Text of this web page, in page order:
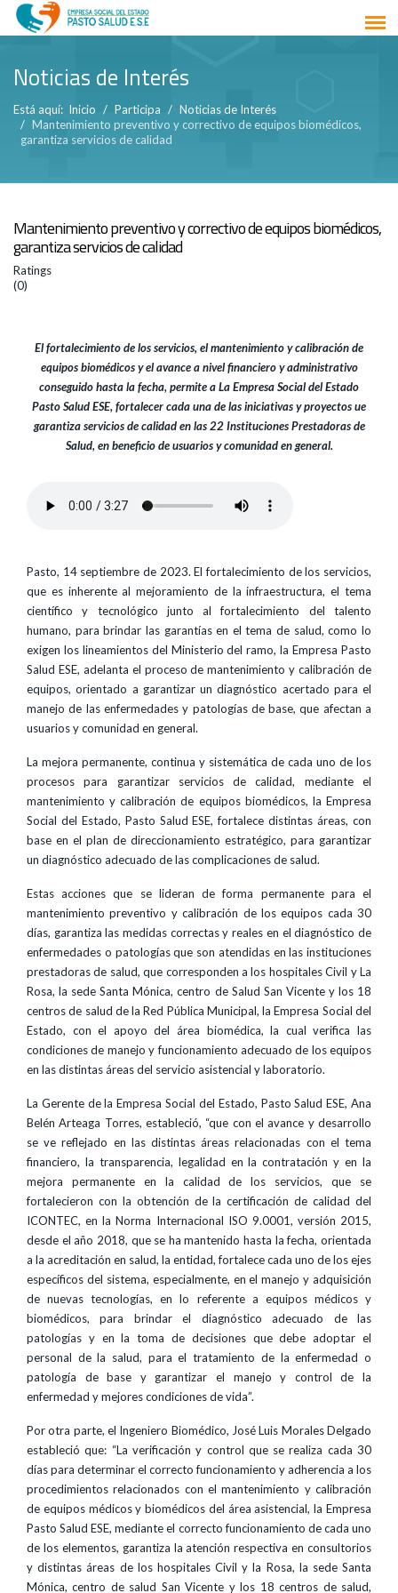
Noticias de Interés
Está aquí: Inicio Participa
Noticias de Interés
Mantenimiento preventivo y correctivo de equipos biomédicos,
garantiza servicios de calidad
Mantenimiento preventivo y correctivo de equipos biomédicos,
garantiza servicios de calidad
Ratings
(0)
El fortalecimiento de los servicios, el mantenimiento y calibración de
equipos biomédicos y el avance a nivel financiero y administrativo
conseguido hasta la fecha, permite a La Empresa Social del Estado
Pasto Salud ESE, fortalecer cada una de las iniciativas y proyectos ue
garantiza servicios de calidad en las 22 Instituciones Prestadoras de
Salud, en beneficio de usuarios y comunidad en general.
Pasto, 14 septiembre de 2023. El fortalecimiento de los servicios,
que es inherente al mejoramiento de la infraestructura, el tema
científico y tecnológico junto al fortalecimiento del talento
humano, para brindar las garantías en el tema de salud, como lo
exigen los lineamientos del Ministerio del ramo, la Empresa Pasto
Salud ESE, adelanta el proceso de mantenimiento y calibración de
equipos, orientado a garantizar un diagnóstico acertado para el
manejo de las enfermedades y patologías de base, que afectan a
usuarios y comunidad en general.
La mejora permanente, continua y sistemática de cada uno de los
procesos para garantizar servicios de calidad, mediante el
mantenimiento y calibración de equipos biomédicos, la Empresa
Social del Estado, Pasto Salud ESE, fortalece distintas áreas, con
base en el plan de direccionamiento estratégico, para garantizar
un diagnóstico adecuado de las complicaciones de salud.
Estas acciones que se lideran de forma permanente para el
mantenimiento preventivo y calibración de los equipos cada 30
días, garantiza las medidas correctas y reales en el diagnóstico de
enfermedades o patologías que son atendidas en las instituciones
prestadoras de salud, que corresponden a los hospitales Civil y La
Rosa, la sede Santa Mónica, centro de Salud San Vicente y los 18
centros de salud de la Red Pública Municipal, la Empresa Social del
Estado, con el apoyo del área biomédica, la cual verifica las
condiciones de manejo y funcionamiento adecuado de los equipos
en las distintas áreas del servicio asistencial y laboratorio.
La Gerente de la Empresa Social del Estado, Pasto Salud ESE, Ana
Belén Arteaga Torres, estableció, “que con el avance y desarrollo
se ve reflejado en las distintas áreas relacionadas con el tema
financiero, la transparencia, legalidad en la contratación y en la
mejora permanente en la calidad de los servicios, que se
fortalecieron con la obtención de la certificación de calidad del
ICONTEC, en la Norma Internacional ISO 9.0001, versión 2015,
desde el año 2018, que se ha mantenido hasta la fecha, orientada
a la acreditación en salud, la entidad, fortalece cada uno de los ejes
específicos del sistema, especialmente, en el manejo y adquisición
de nuevas tecnologías, en lo referente a equipos médicos y
biomédicos, para brindar el diagnóstico adecuado de las
patologías y en la toma de decisiones que debe adoptar el
personal de la salud, para el tratamiento de la enfermedad o
patología de base y garantizar el manejo y control de la
enfermedad y mejores condiciones de vida”.
Por otra parte, el Ingeniero Biomédico, José Luis Morales Delgado
estableció que: “La verificación y control que se realiza cada 30
días para determinar el correcto funcionamiento y adherencia a los
procedimientos relacionados con el mantenimiento y calibración
de equipos médicos y biomédicos del área asistencial, la Empresa
Pasto Salud ESE, mediante el correcto funcionamiento de cada uno
de los elementos, garantiza la atención respectiva en consultorios
y distintas áreas de los hospitales Civil y la Rosa, la sede Santa
Mónica, centro de salud San Vicente y los 18 centros de salud,